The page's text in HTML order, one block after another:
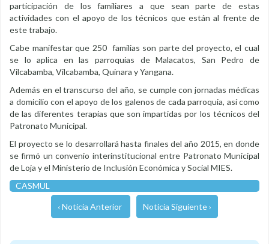
participación de los familiares a que sean parte de estas
actividades con el apoyo de los técnicos que están al frente de
este trabajo.
Cabe manifestar que 250 familias son parte del proyecto, el cual
se lo aplica en las parroquias de Malacatos, San Pedro de
Vilcabamba, Vilcabamba, Quinara y Yangana.
Además en el transcurso del año, se cumple con jornadas médicas
a domicilio con el apoyo de los galenos de cada parroquia, así como
de las diferentes terapias que son impartidas por los técnicos del
Patronato Municipal.
El proyecto se lo desarrollará hasta finales del año 2015, en donde
se firmó un convenio interinstitucional entre Patronato Municipal
de Loja y el Ministerio de Inclusión Económica y Social MIES.
CASMUL
‹ Noticia Anterior Noticia Siguiente ›